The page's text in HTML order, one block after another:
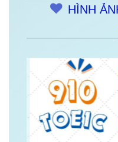
HÌNH